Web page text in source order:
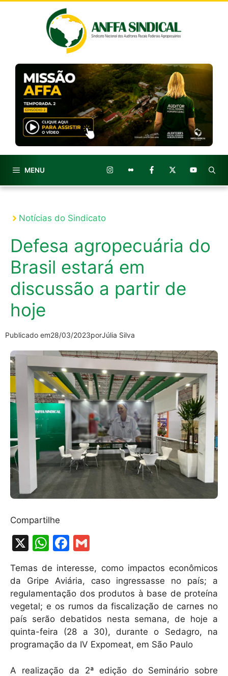
MENU
Notícias do Sindicato
Defesa agropecuária do
Brasil estará em
discussão a partir de
hoje
Publicado em28/03/2023porJúlia Silva
Compartilhe
X
W
h
at
s
A
p
p
F
c
e
b
o
o
ai
l
Temas de interesse, como impactos econômicos
da Gripe Aviária, caso ingressasse no país; a
regulamentação dos produtos à base de proteína
vegetal; e os rumos da fiscalização de carnes no
país serão debatidos nesta semana, de hoje a
quinta-feira (28 a 30), durante o Sedagro, na
programação da IV Expomeat, em São Paulo
A realização da 2ª edição do Seminário sobre